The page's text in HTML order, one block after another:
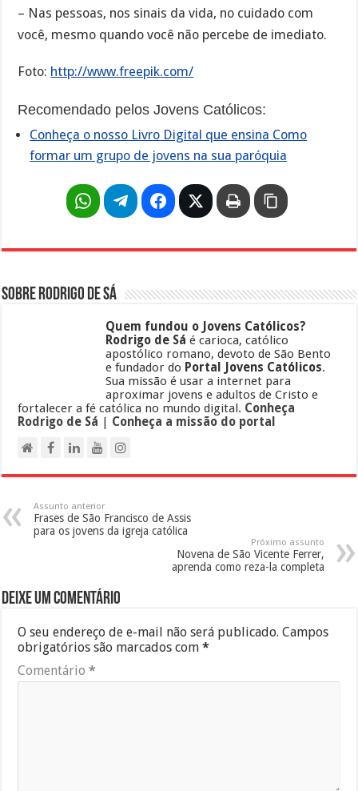
– Nas pessoas, nos sinais da vida, no cuidado com
você, mesmo quando você não percebe de imediato.
Foto: http://www.freepik.com/
Recomendado pelos Jovens Católicos:
Conheça o nosso Livro Digital que ensina Como
formar um grupo de jovens na sua paróquia
Sobre Rodrigo de Sá
Quem fundou o Jovens Católicos?
Rodrigo de Sá é carioca, católico
apostólico romano, devoto de São Bento
e fundador do Portal Jovens Católicos.
Sua missão é usar a internet para
aproximar jovens e adultos de Cristo e
fortalecer a fé católica no mundo digital. Conheça
Rodrigo de Sá
Conheça a missão do portal
Assunto anterior
Frases de São Francisco de Assis
para os jovens da igreja católica
Próximo assunto
Novena de São Vicente Ferrer,
aprenda como reza-la completa
Deixe um comentário
O seu endereço de e-mail não será publicado. Campos
obrigatórios são marcados com*
Comentário*